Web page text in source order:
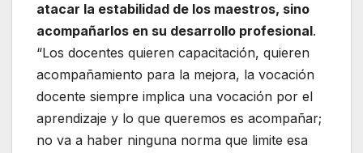
atacar la estabilidad de los maestros, sino
acompañarlos en su desarrollo profesional.
“Los docentes quieren capacitación, quieren
acompañamiento para la mejora, la vocación
docente siempre implica una vocación por el
aprendizaje y lo que queremos es acompañar;
no va a haber ninguna norma que limite esa